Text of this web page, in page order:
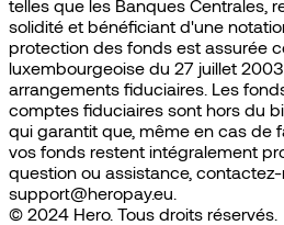
telles que les Banques Centrales,
solidité et bénéficiant d'une
protection des fonds est assurée
luxembourgeoise du 27 juillet
arrangements fiduciaires. Les
comptes fiduciaires sont hors du
qui garantit que, même en cas de
vos fonds restent intégralement
question ou assistance,
support@heropay.eu.
© 2024 Hero. Tous droits réservés.